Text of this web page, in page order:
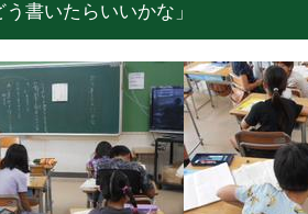
書いたらいいかな」